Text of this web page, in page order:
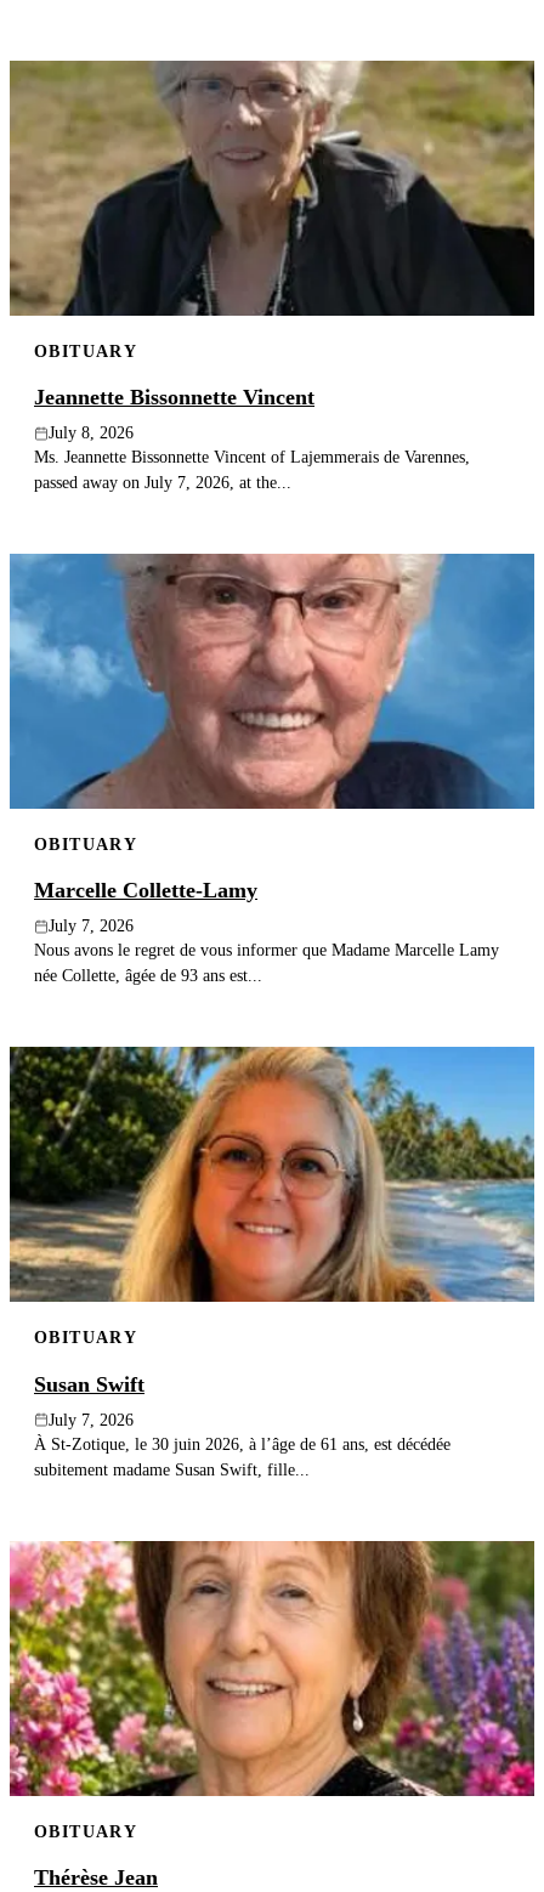
OBITUARY
Jeannette Bissonnette Vincent
July 8, 2026
Ms. Jeannette Bissonnette Vincent of Lajemmerais de Varennes,
passed away on July 7, 2026, at the...
OBITUARY
Marcelle Collette-Lamy
July 7, 2026
Nous avons le regret de vous informer que Madame Marcelle Lamy
née Collette, âgée de 93 ans est...
OBITUARY
Susan Swift
July 7, 2026
À St-Zotique, le 30 juin 2026, à l’âge de 61 ans, est décédée
subitement madame Susan Swift, fille...
OBITUARY
Thérèse Jean